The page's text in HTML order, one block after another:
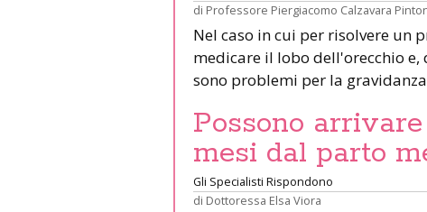
di Professore Piergiacomo Calzavara
Nel caso in cui per risolvere un
medicare il lobo dell'orecchio
sono problemi per la
Possono
mesi dal parto
Gli Specialisti Rispondono
di Dottoressa Elsa Viora